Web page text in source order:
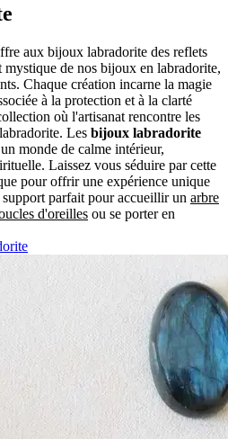
aux bijoux labradorite des reflets
de nos bijoux en labradorite,
Chaque création incarne la magie
à la protection et à la clarté
où l'artisanat rencontre les
Les bijoux labradorite
monde de calme intérieur,
Laissez vous séduire par cette
pour offrir une expérience unique
parfait pour accueillir un arbre
d'oreilles ou se porter en